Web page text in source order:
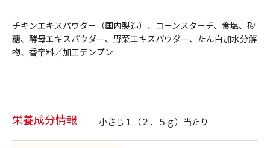
チキンエキスパウダー（国内製造）、コーンスターチ、食塩、砂
糖、酵母エキスパウダー、野菜エキスパウダー、たん白加水分解
物、香辛料／加工デンプン
栄養成分情報 小さじ１（２．５ｇ）当たり